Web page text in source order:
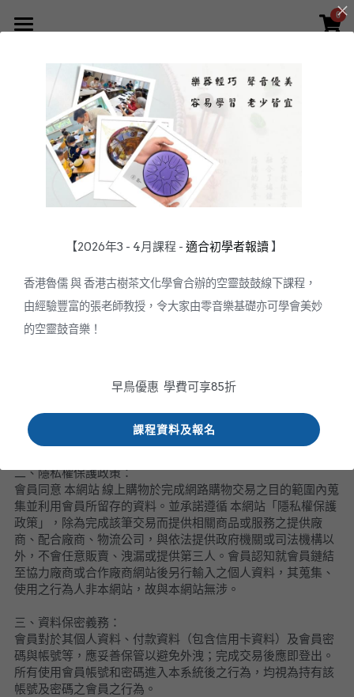
0
空靈鼓
輕巧迷你款式
蓮花款空靈鼓
旗艦款空靈鼓
空靈鼓演奏
空靈鼓演奏
曲譜與伴奏
教學與示範
空靈學堂
空靈鼓介紹
關於我們
關於LURU
專利與技術
Facebook
登錄/註冊
條款與細則
所有在本網站線上購物進行線上消費的會員（包括網站會員與
條款，本約定條款明定設立本網站線上購物與會員間之權利義
務關係，會員在本網站 線上購物進行線上消費若完成結帳均視
同會員已詳細閱讀本約定條款，且完全知悉並同意本約定條款
會員保證其於本網站線上購物進行線上消費所留存的所有資料
利完成付款、交貨等交易流程，會員提供之資料如事後有變
更，應即時通知本網站 客服中心。
二、隱私權保護政策：
會員同意 本網站 線上購物於完成網路購物交易之目的範圍內蒐
集並利用會員所留存的資料。並承諾遵循 本網站「隱私權保護
政策」，除為完成該筆交易而提供相關商品或服務之提供廠
商、配合廠商、物流公司，與依法提供政府機關或司法機構以
外，不會任意販賣、洩漏或提供第三人。會員認知就會員鏈結
至協力廠商或合作廠商網站後另行輸入之個人資料，其蒐集、
使用之行為人非本網站，故與本網站無涉。
三、資料保密義務：
會員對於其個人資料、付款資料（包含信用卡資料）及會員密
碼與帳號等，應妥善保管以避免外洩；完成交易後應即登出。
所有使用會員帳號和密碼進入本系統後之行為，均視為持有該
帳號及密碼之會員之行為。
×
商品分類
所有商品分類
最新優惠
腳架及配件
便攜款
×
部落格分類
空靈鼓學堂
空靈鼓介紹
空靈鼓曲譜與伴奏
空靈鼓演奏
【2026年3 - 4月課程 - 適合初學者報讀】
香港魯儒 與 香港古樹茶文化學會合辦的空靈鼓鼓線下課程，
由經驗豐富的張老師教授，令大家由零音樂基礎亦可學會美妙
的空靈鼓音樂！
早鳥優惠 學費可享85折
課程資料及報名